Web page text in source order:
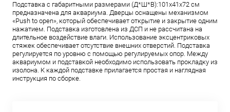
Подставка с габаритными размерами (Д*Ш*В):101x41x72 см
предназначена для аквариума. Дверцы оснащены механизмом
«Push to open», который обеспечивает открытие и закрытие одним
нажатием. Подставка изготовлена из ДСП и не рассчитана на
длительное воздействие влаги. Использование эксцентриковых
стяжек обеспечивает отсутствие внешних отверстий. Подставка
регулируется по уровню с помощью регулируемых опор. Между
аквариумом и подставкой необходимо использовать прокладку из
изолона. К каждой подставке прилагается простая и наглядная
инструкция по сборке.